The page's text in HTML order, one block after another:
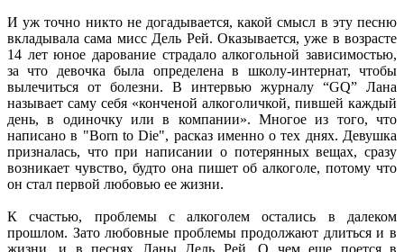
И уж точно никто не догадывается, какой смысл в эту песню
вкладывала сама мисс Дель Рей. Оказывается, уже в возрасте
14 лет юное дарование страдало алкогольной зависимостью,
за что девочка была определена в школу-интернат, чтобы
вылечиться от болезни. В интервью журналу “GQ” Лана
называет саму себя «конченой алкоголичкой, пившей каждый
день, в одиночку или в компании». Многое из того, что
написано в "Born to Die", расказ именно о тех днях. Девушка
призналась, что при написании о потерянных вещах, сразу
возникает чувство, будто она пишет об алкоголе, потому что
он стал первой любовью ее жизни.
К счастью, проблемы с алкоголем остались в далеком
прошлом. Зато любовные проблемы продолжают длиться и в
жизни, и в песнях Ланы Дель Рей. О чем еще поется в